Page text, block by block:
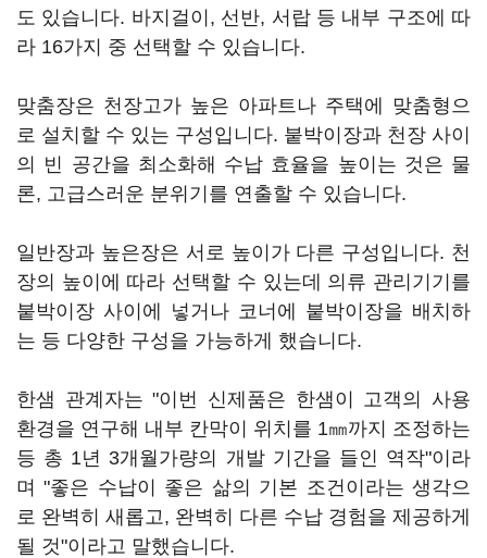
도 있습니다. 바지걸이, 선반, 서랍 등 내부 구조에 따
라 16가지 중 선택할 수 있습니다.
맞춤장은 천장고가 높은 아파트나 주택에 맞춤형으
로 설치할 수 있는 구성입니다. 붙박이장과 천장 사이
의 빈 공간을 최소화해 수납 효율을 높이는 것은 물
론, 고급스러운 분위기를 연출할 수 있습니다.
일반장과 높은장은 서로 높이가 다른 구성입니다. 천
장의 높이에 따라 선택할 수 있는데 의류 관리기기를
붙박이장 사이에 넣거나 코너에 붙박이장을 배치하
는 등 다양한 구성을 가능하게 했습니다.
한샘 관계자는 "이번 신제품은 한샘이 고객의 사용
환경을 연구해 내부 칸막이 위치를 1㎜까지 조정하는
등 총 1년 3개월가량의 개발 기간을 들인 역작"이라
며 "좋은 수납이 좋은 삶의 기본 조건이라는 생각으
로 완벽히 새롭고, 완벽히 다른 수납 경험을 제공하게
될 것"이라고 말했습니다.